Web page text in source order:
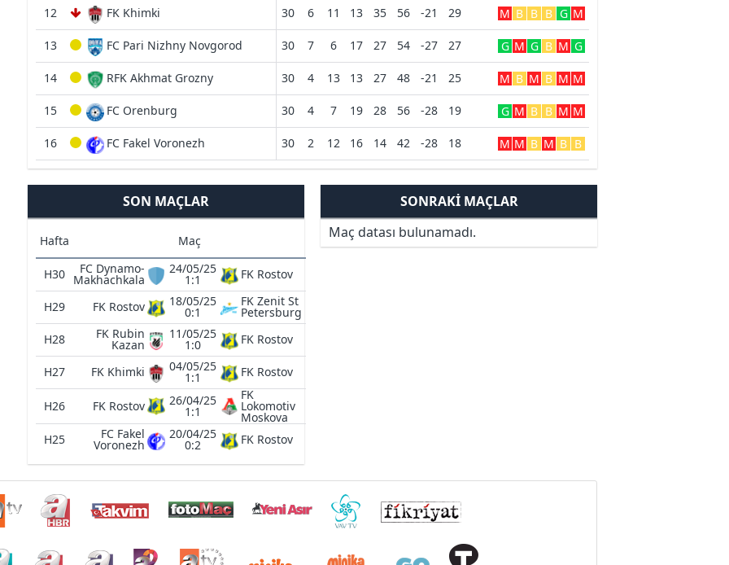
12 FK Khimki 30 6 11 13 35 56 -21 29 M B B B G M
13 FC Pari Nizhny Novgorod 30 7 6 17 27 54 -27 27 G M G B M G
14 RFK Akhmat Grozny 30 4 13 13 27 48 -21 25 M B M B M M
15 FC Orenburg 30 4 7 19 28 56 -28 19 G M B B M M
16 FC Fakel Voronezh 30 2 12 16 14 42 -28 18 M M B M B B
SON MAÇLAR
Hafta Maç
H30 FC Dynamo-
Makhachkala
24/05/25
1:1 FK Rostov
H29 FK Rostov 18/05/25
0:1
FK Zenit St
Petersburg
H28
FK Rubin
Kazan
11/05/25
1:0 FK Rostov
H27 FK Khimki 04/05/25
1:1 FK Rostov
H26 FK Rostov 26/04/25
1:1
FK
Lokomotiv
Moskova
H25
FC Fakel
Voronezh
20/04/25
0:2 FK Rostov
SONRAKI MAÇLAR
Maç datası bulunamadı.